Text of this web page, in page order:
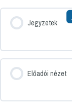
Jegyzetek
Előadói nézet